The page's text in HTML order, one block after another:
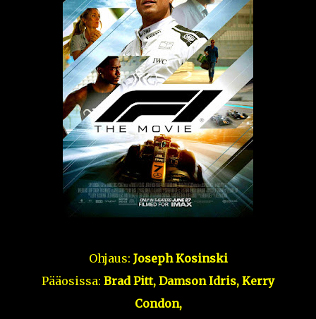
Ohjaus: Joseph Kosinski
Pääosissa: Brad Pitt, Damson Idris, Kerry
Condon,